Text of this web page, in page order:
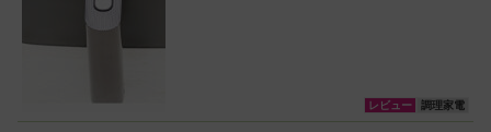
レビュー 調理家電